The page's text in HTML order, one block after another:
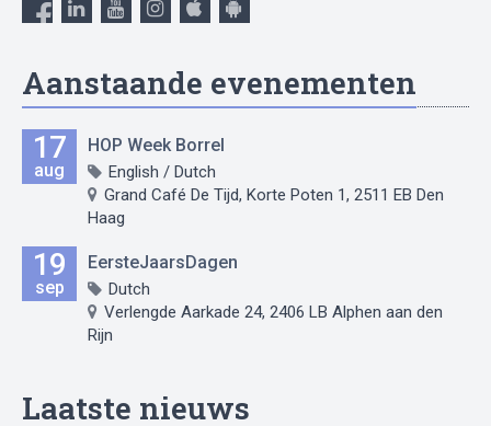
Aanstaande evenementen
17
aug
HOP Week Borrel
English / Dutch
Grand Café De Tijd, Korte Poten 1, 2511 EB Den
Haag
19
sep
EersteJaarsDagen
Dutch
Verlengde Aarkade 24, 2406 LB Alphen aan den
Rijn
Laatste nieuws